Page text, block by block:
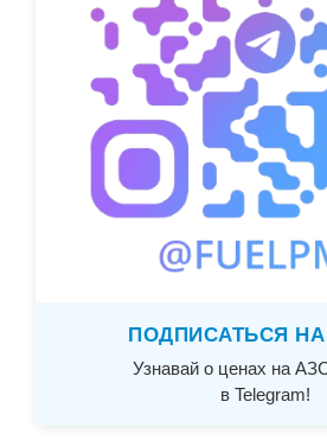
ПОДПИСАТЬСЯ
Узнавай о ценах на
в Telegram!